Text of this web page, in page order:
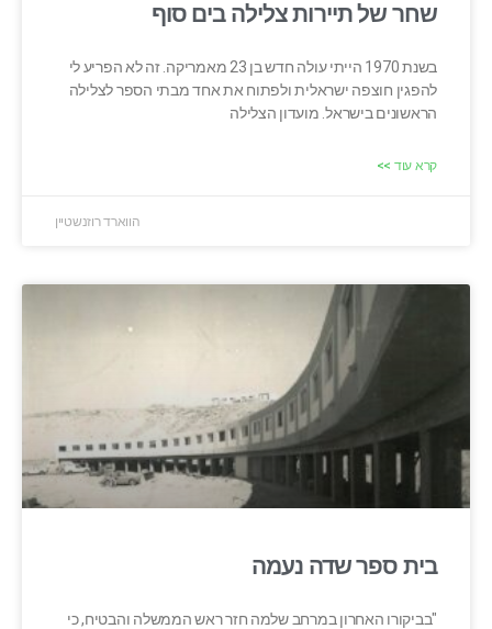
שחר של תיירות צלילה בים סוף
בשנת 1970 הייתי עולה חדש בן 23 מאמריקה. זה לא הפריע לי
להפגין חוצפה ישראלית ולפתוח את אחד מבתי הספר לצלילה
הראשונים בישראל. מועדון הצלילה
קרא עוד >>
הווארד רוזנשטיין
בית ספר שדה נעמה
"בביקורו האחרון במרחב שלמה חזר ראש הממשלה והבטיח, כי